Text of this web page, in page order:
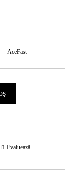
AceFast
Evaluează